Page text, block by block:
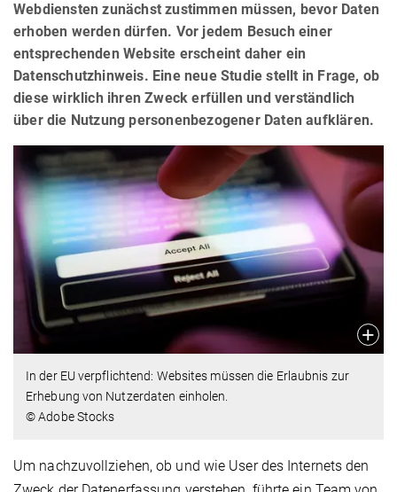
Webdiensten zunächst zustimmen müssen, bevor Daten
erhoben werden dürfen. Vor jedem Besuch einer
entsprechenden Website erscheint daher ein
Datenschutzhinweis. Eine neue Studie stellt in Frage, ob
diese wirklich ihren Zweck erfüllen und verständlich
über die Nutzung personenbezogener Daten aufklären.
In der EU verpflichtend: Websites müssen die Erlaubnis zur
Erhebung von Nutzerdaten einholen.
© Adobe Stocks
Um nachzuvollziehen, ob und wie User des Internets den